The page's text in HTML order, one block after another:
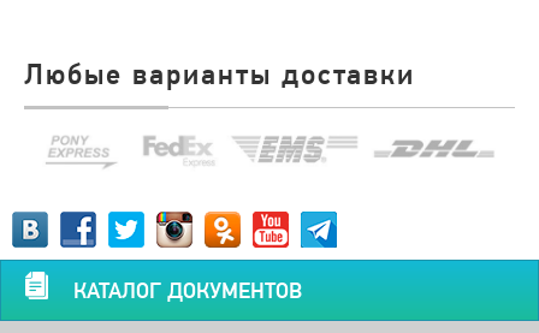
Любые варианты доставки
КАТАЛОГ ДОКУМЕНТОВ